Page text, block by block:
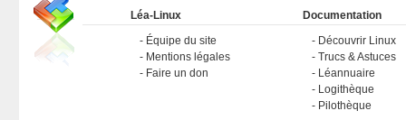
Léa-Linux
Équipe du site
Mentions légales
Faire un don
Documentation
Découvrir Linux
Trucs & Astuces
Léannuaire
Logithèque
Pilothèque